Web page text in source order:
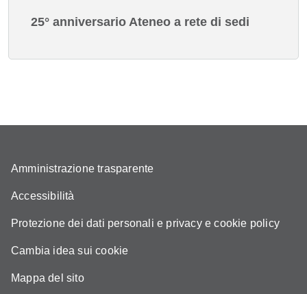
25° anniversario Ateneo a rete di sedi
Amministrazione trasparente
Accessibilità
Protezione dei dati personali e privacy e cookie policy
Cambia idea sui cookie
Mappa del sito